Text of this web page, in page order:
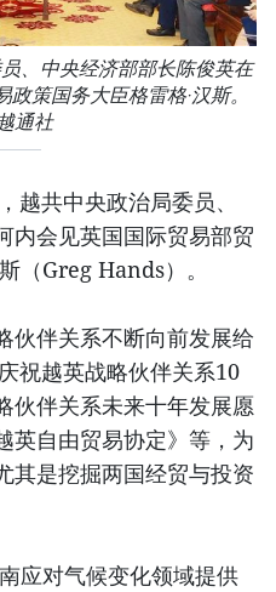
、中央经济部部长陈俊英在
策国务大臣格雷格·汉斯。
通社
共中央政治局委员、
内会见英国国际贸易部贸
（Greg Hands）。
伙伴关系不断向前发展给
祝越英战略伙伴关系10
伙伴关系未来十年发展愿
英自由贸易协定》等，为
其是挖掘两国经贸与投资
应对气候变化领域提供